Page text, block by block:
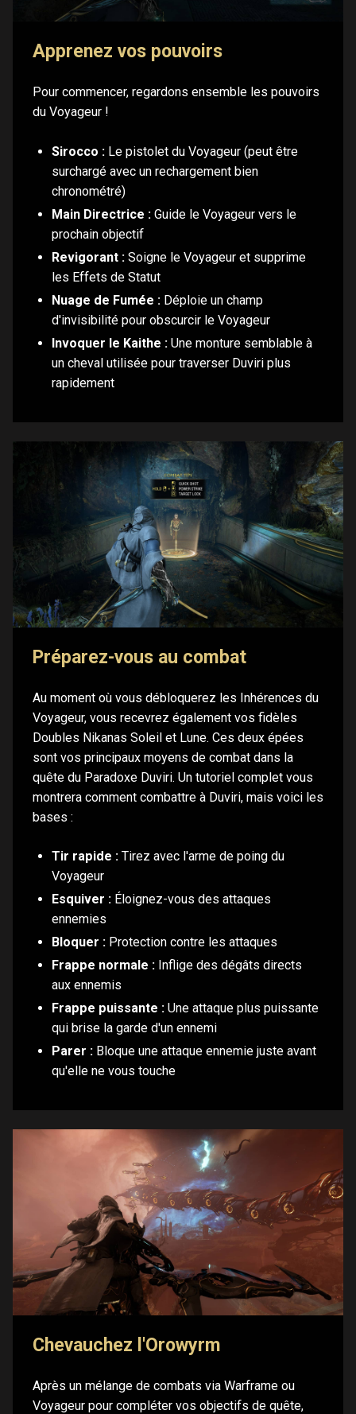
Apprenez vos pouvoirs
Pour commencer, regardons ensemble les pouvoirs
du Voyageur !
Sirocco : Le pistolet du Voyageur (peut être
surchargé avec un rechargement bien
chronométré)
Main Directrice :Guide le Voyageur vers le
prochain objectif
Revigorant :Soigne le Voyageur et supprime
les Effets de Statut
Nuage de Fumée : Déploie un champ
d'invisibilité pour obscurcir le Voyageur
Invoquer le Kaithe :Une monture semblable à
un cheval utilisée pour traverser Duviri plus
rapidement
Préparez-vous au combat
Au moment où vous débloquerez les Inhérences du
Voyageur, vous recevrez également vos fidèles
Doubles Nikanas Soleil et Lune. Ces deux épées
sont vos principaux moyens de combat dans la
quête du Paradoxe Duviri. Un tutoriel complet vous
montrera comment combattre à Duviri, mais voici les
bases :
Tir rapide :Tirez avec l'arme de poing du
Voyageur
Esquiver : Éloignez-vous des attaques
ennemies
Bloquer : Protection contre les attaques
Frappe normale : Inflige des dégâts directs
aux ennemis
Frappe puissante :Une attaque plus puissante
qui brise la garde d'un ennemi
Parer : Bloque une attaque ennemie juste avant
qu'elle ne vous touche
Chevauchez l'Orowyrm
Après un mélange de combats via Warframe ou
Voyageur pour compléter vos objectifs de quête,